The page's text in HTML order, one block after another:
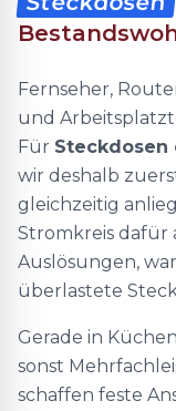
Fernseher,
und
Für Steckdosen
wir deshalb
gleichzeitig
Stromkreis dafür
Auslösungen,
überlastete
Gerade in
sonst
schaffen feste